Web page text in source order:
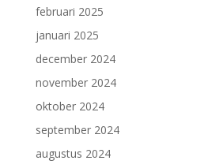
februari 2025
januari 2025
december 2024
november 2024
oktober 2024
september 2024
augustus 2024